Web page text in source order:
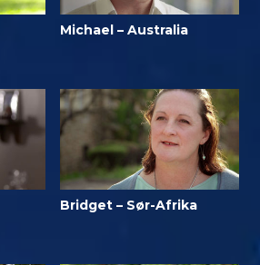
Michael – Australia
Bridget – Sør-Afrika